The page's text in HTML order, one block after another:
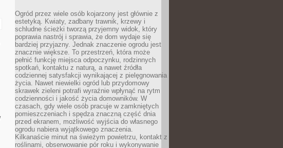
Ogród przez wiele osób kojarzony jest głównie z
estetyką. Kwiaty, zadbany trawnik, krzewy i
schludne ścieżki tworzą przyjemny widok, który
poprawia nastrój i sprawia, że dom wydaje się
bardziej przyjazny. Jednak znaczenie ogrodu jest
znacznie większe. To przestrzeń, która może
pełnić funkcję miejsca odpoczynku, rodzinnych
spotkań, kontaktu z naturą, a nawet źródła
codziennej satysfakcji wynikającej z pielęgnowania
życia. Nawet niewielki ogród lub przydomowy
skrawek zieleni potrafi wyraźnie wpłynąć na rytm
codzienności i jakość życia domowników. W
czasach, gdy wiele osób pracuje w zamkniętych
pomieszczeniach i spędza znaczną część dnia
przed ekranem, możliwość wyjścia do własnego
ogrodu nabiera wyjątkowego znaczenia.
Kilkanaście minut na świeżym powietrzu, kontakt z
roślinami, obserwowanie pór roku i wykonywanie